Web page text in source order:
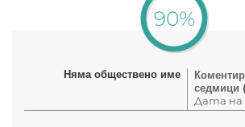
90%
Няма обществено име
седмици
Дата на